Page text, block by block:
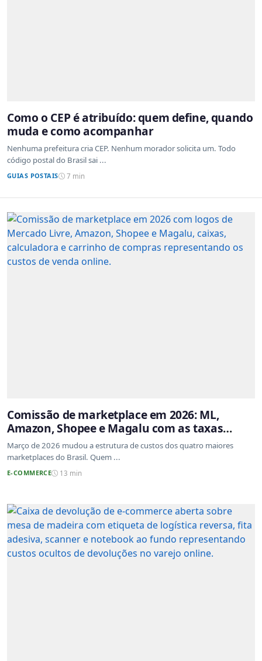
Como o CEP é atribuído: quem define, quando
muda e como acompanhar
Nenhuma prefeitura cria CEP. Nenhum morador solicita um. Todo
código postal do Brasil sai ...
GUIAS POSTAIS 7 min
Comissão de marketplace em 2026: ML,
Amazon, Shopee e Magalu com as taxas
atualizadas
Março de 2026 mudou a estrutura de custos dos quatro maiores
marketplaces do Brasil. Quem ...
E-COMMERCE 13 min